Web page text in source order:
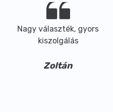
Nagy választék, gyors
kiszolgálás
Zoltán